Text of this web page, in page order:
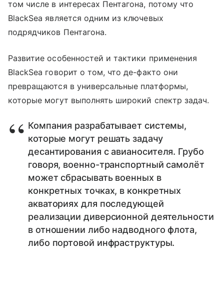
том числе в интересах Пентагона, потому что
BlackSea является одним из ключевых
подрядчиков Пентагона.
Развитие особенностей и тактики применения
BlackSea говорит о том, что де-факто они
превращаются в универсальные платформы,
которые могут выполнять широкий спектр задач.
Компания разрабатывает системы,
которые могут решать задачу
десантирования с авианосителя. Грубо
говоря, военно-транспортный самолёт
может сбрасывать военных в
конкретных точках, в конкретных
акваториях для последующей
реализации диверсионной деятельности
в отношении либо надводного флота,
либо портовой инфраструктуры.